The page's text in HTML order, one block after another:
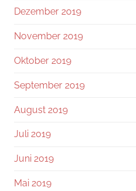
Dezember 2019
November 2019
Oktober 2019
September 2019
August 2019
Juli 2019
Juni 2019
Mai 2019